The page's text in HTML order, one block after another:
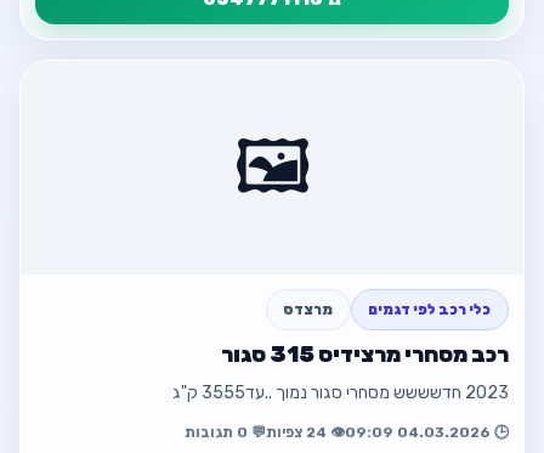
פתח מודעה
חזור למודעה
🖼️
כלי רכב לפי דגמים מרצדס
רכב מסחרי מרצידיס 315 סגור
2023 חדשששש מסחרי סגור נמוך ..עד3555 ק"ג
🕒 04.03.2026 09:09 👁️ 24 צפיות 💬 0 תגובות